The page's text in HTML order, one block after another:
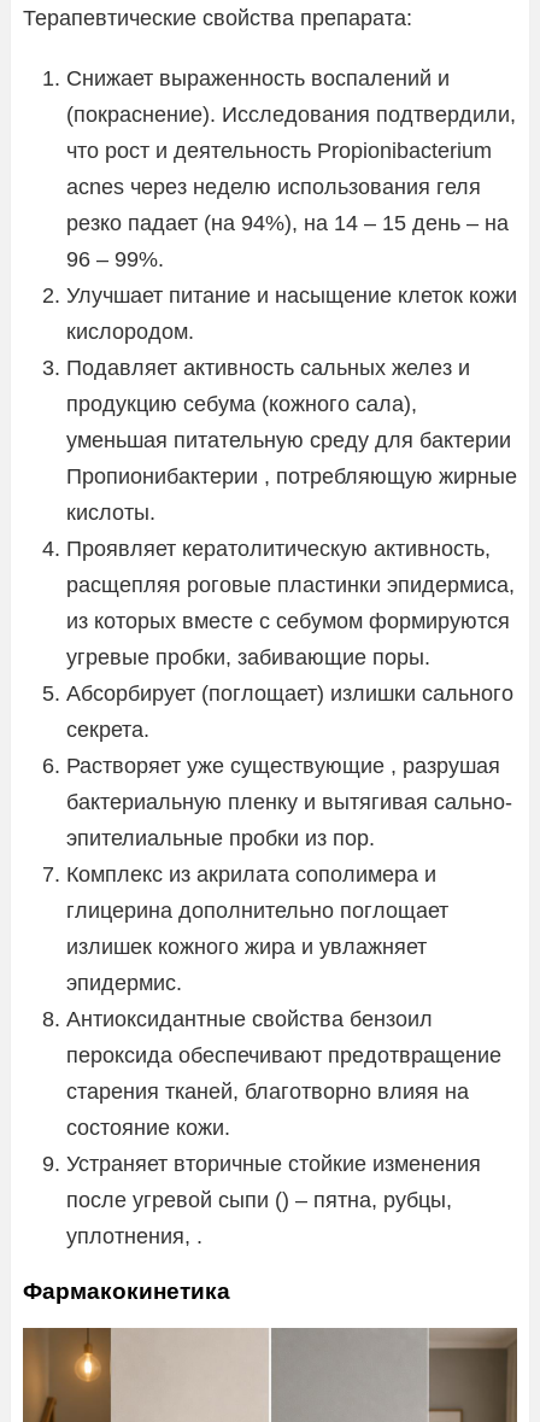
Терапевтические свойства препарата:
Снижает выраженность воспалений и
(покраснение). Исследования подтвердили,
что рост и деятельность Propionibacterium
acnes через неделю использования геля
резко падает (на 94%), на 14 – 15 день – на
96 – 99%.
Улучшает питание и насыщение клеток кожи
кислородом.
Подавляет активность сальных желез и
продукцию себума (кожного сала),
уменьшая питательную среду для бактерии
Пропионибактерии , потребляющую жирные
кислоты.
Проявляет кератолитическую активность,
расщепляя роговые пластинки эпидермиса,
из которых вместе с себумом формируются
угревые пробки, забивающие поры.
Абсорбирует (поглощает) излишки сального
секрета.
Растворяет уже существующие , разрушая
бактериальную пленку и вытягивая сально-
эпителиальные пробки из пор.
Комплекс из акрилата сополимера и
глицерина дополнительно поглощает
излишек кожного жира и увлажняет
эпидермис.
Антиоксидантные свойства бензоил
пероксида обеспечивают предотвращение
старения тканей, благотворно влияя на
состояние кожи.
Устраняет вторичные стойкие изменения
после угревой сыпи () – пятна, рубцы,
уплотнения, .
Фармакокинетика